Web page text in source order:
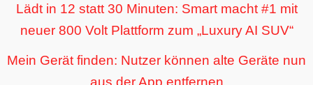
Lädt in 12 statt 30 Minuten: Smart macht #1 mit
neuer 800 Volt Plattform zum „Luxury AI SUV“
Mein Gerät finden: Nutzer können alte Geräte nun
aus der App entfernen